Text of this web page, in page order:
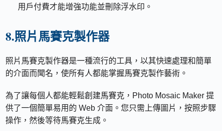
用戶付費才能增強功能並刪除浮水印。
8.照片馬賽克製作器
照片馬賽克製作器是一種流行的工具，以其快速處理和簡單
的介面而聞名，使所有人都能掌握馬賽克製作藝術。
為了讓每個人都能輕鬆創建馬賽克，Photo Mosaic Maker 提
供了一個簡單易用的 Web 介面。您只需上傳圖片，按照步驟
操作，然後等待馬賽克生成。